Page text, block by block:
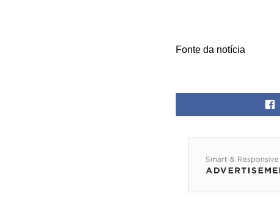
Fonte da notícia